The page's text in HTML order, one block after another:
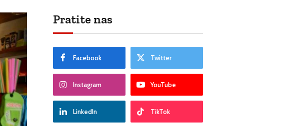
Pratite nas
Facebook Twitter
Instagram YouTube
LinkedIn TikTok